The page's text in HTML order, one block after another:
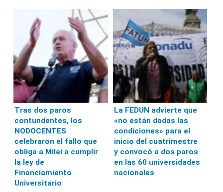
Tras dos paros
contundentes, los
NODOCENTES
celebraron el fallo que
obliga a Milei a cumplir
la ley de
Financiamiento
Universitario
La FEDUN advierte que
«no están dadas las
condiciones» para el
inicio del cuatrimestre
y convocó a dos paros
en las 60 universidades
nacionales